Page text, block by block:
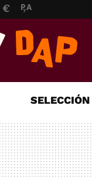
SELECCIÓN